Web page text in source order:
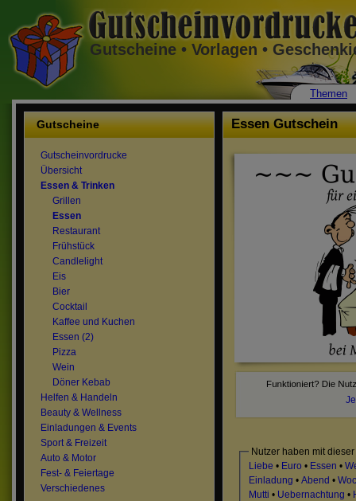
Gutscheine • Vorlagen •
Essen Gutschein
Nutzer haben mit
Liebe • Euro • Essen •
Einladung • Abend •
Mutti • Uebernachtung •
Gutscheine
Gutscheinvordrucke
Übersicht
Essen & Trinken
Grillen
Essen
Restaurant
Frühstück
Candlelight
Eis
Bier
Cocktail
Kaffee und Kuchen
Essen (2)
Pizza
Wein
Döner Kebab
Helfen & Handeln
Beauty & Wellness
Einladungen & Events
Sport & Freizeit
Auto & Motor
Fest- & Feiertage
Verschiedenes
Themen